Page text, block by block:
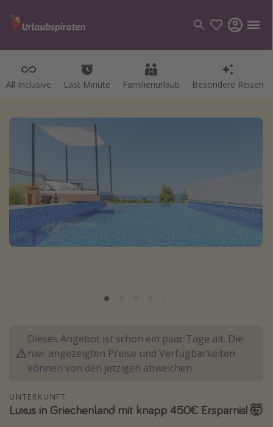
All Inclusive Last Minute Familienurlaub Besondere Reisen
Kategorien
Kreuzfahrten
Reiseziele
Alle Reiseziele
Bodensee Urlaub
Kefalonia Urlaub
Krabi Urlaub
Sri Lanka Rundreise
Dieses Angebot ist schon ein paar Tage alt. Die
hier angezeigten Preise und Verfügbarkeiten
können von den jetzigen abweichen.
UNTERKUNFT
Luxus in Griechenland mit knapp 450€ Ersparnis! 🤯